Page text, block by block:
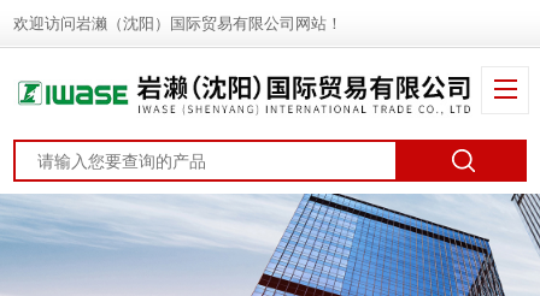
欢迎访问岩濑（沈阳）国际贸易有限公司网站！